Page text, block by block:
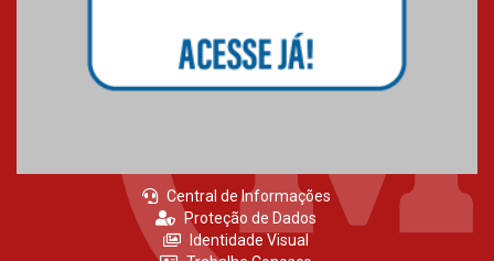
Central de Informações
Proteção de Dados
Identidade Visual